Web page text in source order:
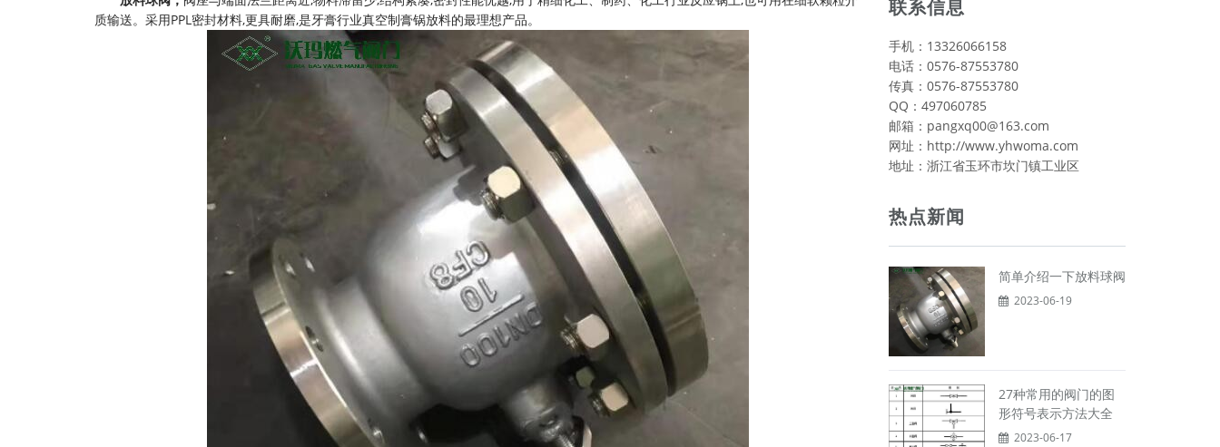
质输送。采用PPL密封材料,更具耐磨,是牙膏行业真空制膏锅放料的最理想产品。
联系信息
手机：13326066158
电话：0576-87553780
传真：0576-87553780
QQ：497060785
邮箱：pangxq00@163.com
网址：http://www.yhwoma.com
地址：浙江省玉环市坎门镇工业区
热点新闻
简单介绍一下放料球阀
2023-06-19
27种常用的阀门的图
形符号表示方法大全
2023-06-17